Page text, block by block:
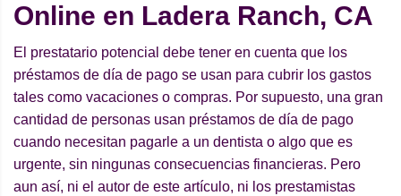
Online en Ladera Ranch, CA
El prestatario potencial debe tener en cuenta que los
préstamos de día de pago se usan para cubrir los gastos
tales como vacaciones o compras. Por supuesto, una gran
cantidad de personas usan préstamos de día de pago
cuando necesitan pagarle a un dentista o algo que es
urgente, sin ningunas consecuencias financieras. Pero
aun así, ni el autor de este artículo, ni los prestamistas